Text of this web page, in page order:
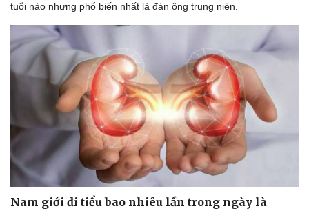
tuổi nào nhưng phổ biến nhất là đàn ông trung niên.
Nam giới đi tiểu bao nhiêu lần trong ngày là